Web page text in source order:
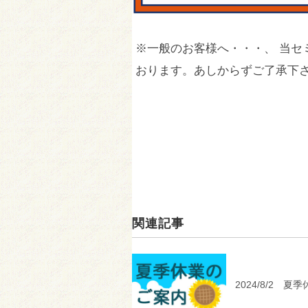
※一般のお客様へ・・・、 当セ
おります。あしからずご了承下
関連記事
2024/8/2 夏季